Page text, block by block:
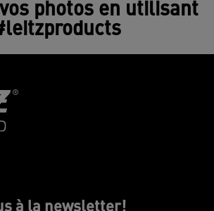
photos en utilisant